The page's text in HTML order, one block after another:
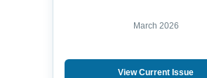
March 2026
View Current Issue